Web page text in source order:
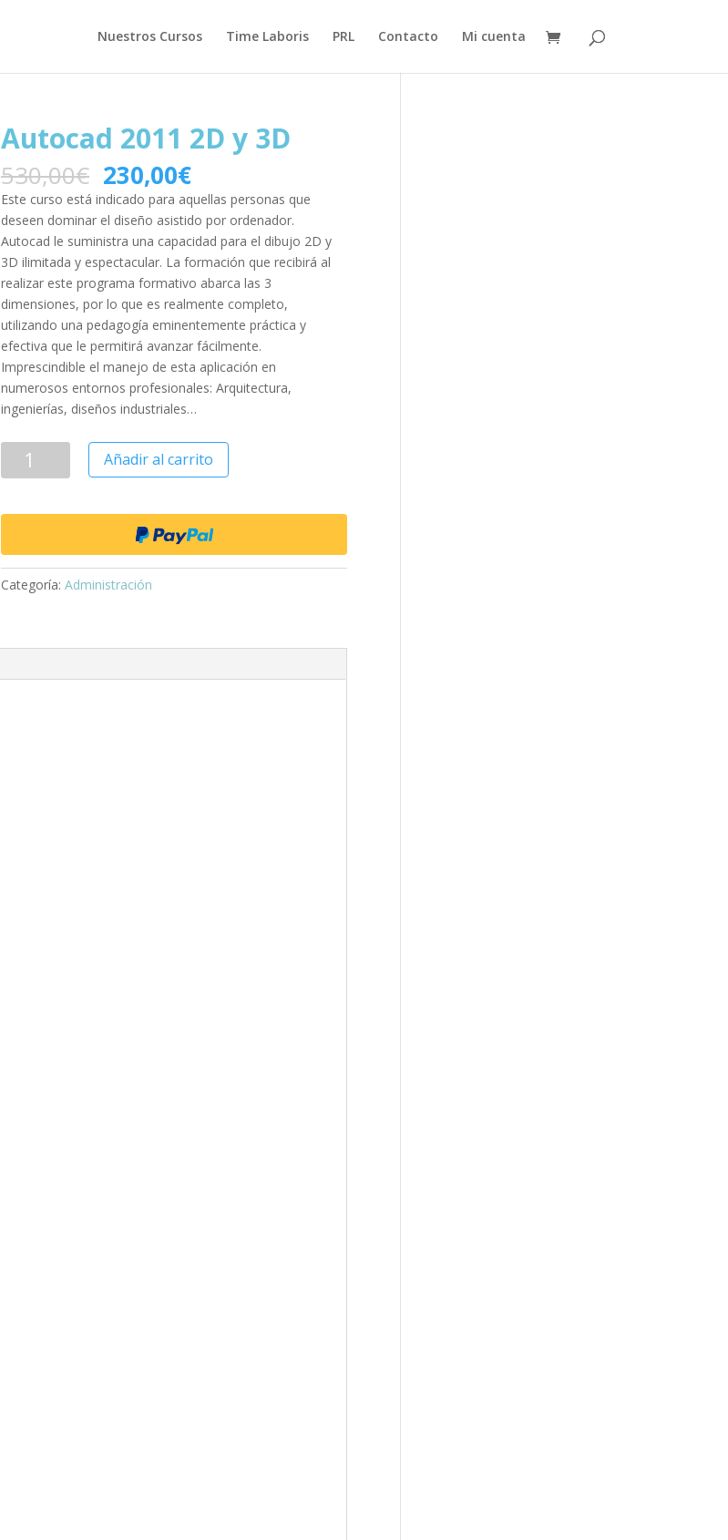
Nuestros Cursos Time Laboris PRL Contacto Mi cuenta
Autocad 2011 2D y 3D
530,00€ 230,00€
Este curso está indicado para aquellas personas que
deseen dominar el diseño asistido por ordenador.
Autocad le suministra una capacidad para el dibujo 2D y
3D ilimitada y espectacular. La formación que recibirá al
realizar este programa formativo abarca las 3
dimensiones, por lo que es realmente completo,
utilizando una pedagogía eminentemente práctica y
efectiva que le permitirá avanzar fácilmente.
Imprescindible el manejo de esta aplicación en
numerosos entornos profesionales: Arquitectura,
ingenierías, diseños industriales…
Añadir al carrito
Categoría:Administración